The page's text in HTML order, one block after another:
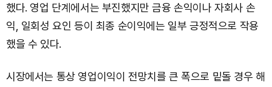
했다. 영업 단계에서는 부진했지만 금융 손익이나 자회사 손
익, 일회성 요인 등이 최종 순이익에는 일부 긍정적으로 작용
했을 수 있다.
시장에서는 통상 영업이익이 전망치를 큰 폭으로 밑돌 경우 해